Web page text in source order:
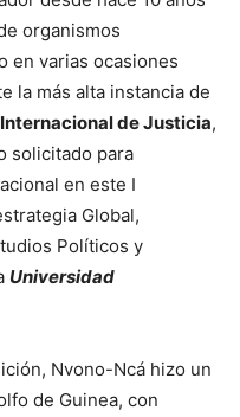
organismos
en varias ocasiones
la más alta instancia de
de Justicia,
solicitado para
en este I
Global,
Políticos y
Universidad
Nvono-Ncá hizo un
de Guinea, con